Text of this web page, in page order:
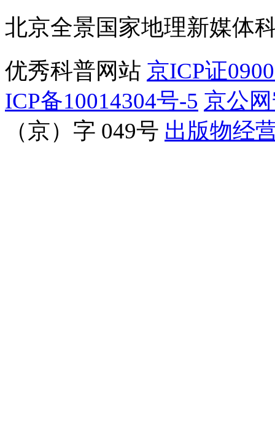
北京全景国家地理新媒体
优秀科普网站 京ICP证
ICP备10014304号-5 京公
（京）字 049号 出版物经